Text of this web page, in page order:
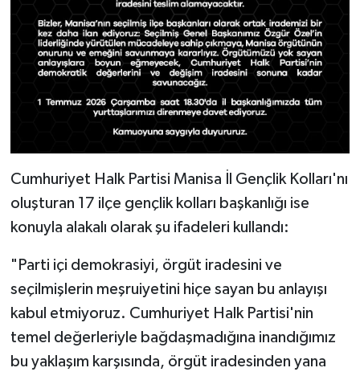
Cumhuriyet Halk Partisi Manisa İl Gençlik Kolları'nı
oluşturan 17 ilçe gençlik kolları başkanlığı ise
konuyla alakalı olarak şu ifadeleri kullandı:
"Parti içi demokrasiyi, örgüt iradesini ve
seçilmişlerin meşruiyetini hiçe sayan bu anlayışı
kabul etmiyoruz. Cumhuriyet Halk Partisi'nin
temel değerleriyle bağdaşmadığına inandığımız
bu yaklaşım karşısında, örgüt iradesinden yana